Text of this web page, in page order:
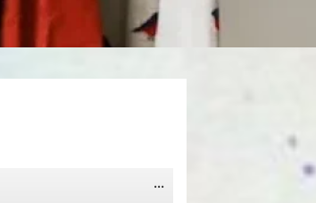
...Переключить